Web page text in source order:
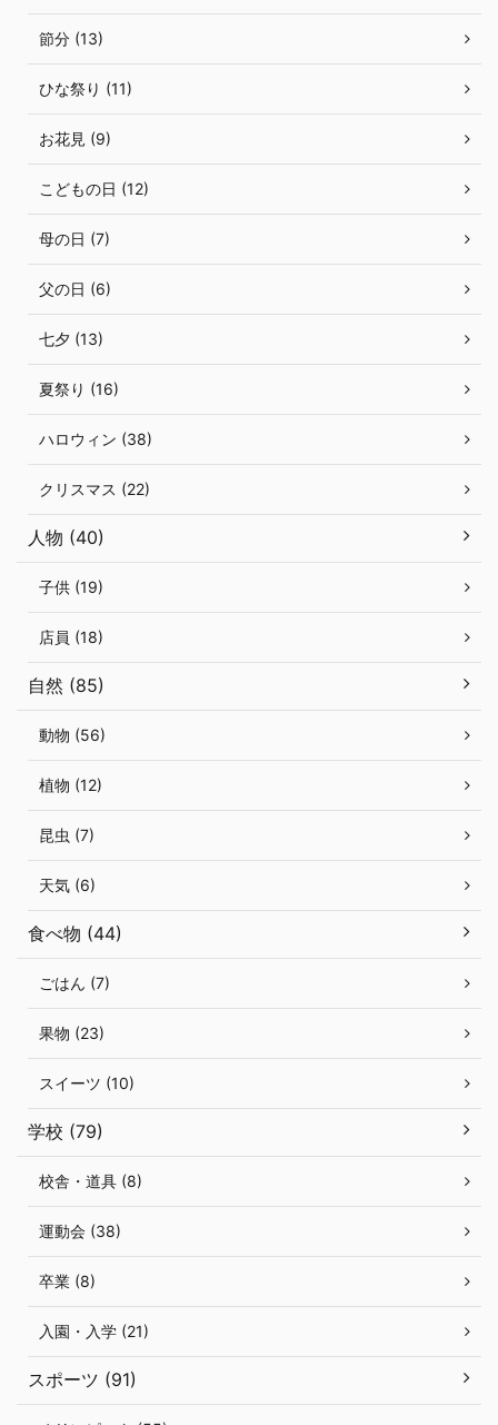
節分 (13)
ひな祭り (11)
お花見 (9)
こどもの日 (12)
母の日 (7)
父の日 (6)
七夕 (13)
夏祭り (16)
ハロウィン (38)
クリスマス (22)
人物 (40)
子供 (19)
店員 (18)
自然 (85)
動物 (56)
植物 (12)
昆虫 (7)
天気 (6)
食べ物 (44)
ごはん (7)
果物 (23)
スイーツ (10)
学校 (79)
校舎・道具 (8)
運動会 (38)
卒業 (8)
入園・入学 (21)
スポーツ (91)